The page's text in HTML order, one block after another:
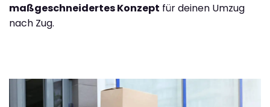
maßgeschneidertes Konzept für deinen Umzug
nach Zug.